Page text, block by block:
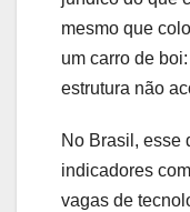
mesmo que
um carro de
estrutura não
No Brasil, esse
indicadores
vagas de